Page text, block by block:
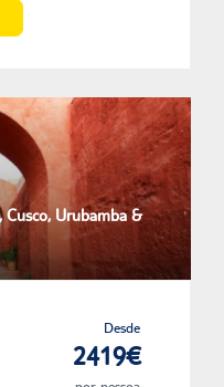
Cusco, Urubamba &
Desde
2419€